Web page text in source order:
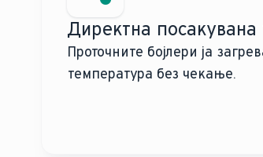
Директна посакувана
Проточните бојлери ја
температура без чекање.